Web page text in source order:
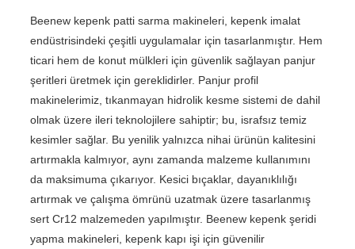
Beenew kepenk patti sarma makineleri, kepenk imalat
endüstrisindeki çeşitli uygulamalar için tasarlanmıştır. Hem
ticari hem de konut mülkleri için güvenlik sağlayan panjur
şeritleri üretmek için gereklidirler. Panjur profil
makinelerimiz, tıkanmayan hidrolik kesme sistemi de dahil
olmak üzere ileri teknolojilere sahiptir; bu, israfsız temiz
kesimler sağlar. Bu yenilik yalnızca nihai ürünün kalitesini
artırmakla kalmıyor, aynı zamanda malzeme kullanımını
da maksimuma çıkarıyor. Kesici bıçaklar, dayanıklılığı
artırmak ve çalışma ömrünü uzatmak üzere tasarlanmış
sert Cr12 malzemeden yapılmıştır. Beenew kepenk şeridi
yapma makineleri, kepenk kapı işi için güvenilir